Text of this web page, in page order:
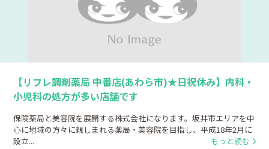
【リフレ調剤薬局 中番店(あわら市)★日祝休み】内科・
小児科の処方が多い店舗です
保険薬局と美容院を展開する株式会社になります。坂井市エリアを中
心に地域の方々に親しまれる薬局・美容院を目指し、平成18年2月に
設立...
もっと読む